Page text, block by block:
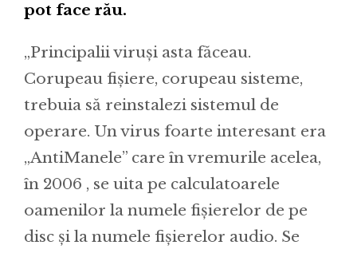
pot face rău.
„Principalii viruși asta făceau.
Corupeau fișiere, corupeau sisteme,
trebuia să reinstalezi sistemul de
operare. Un virus foarte interesant era
„AntiManele” care în vremurile acelea,
în 2006 , se uita pe calculatoarele
oamenilor la numele fișierelor de pe
disc și la numele fișierelor audio. Se